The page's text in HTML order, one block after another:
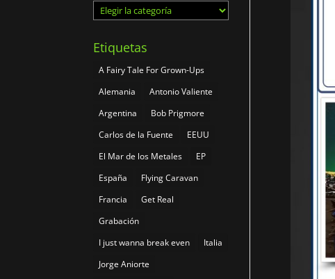
Categorías
Etiquetas
A Fairy Tale For Grown-Ups
Alemania
Antonio Valiente
Argentina
Bob Prigmore
Carlos de la Fuente
EEUU
El Mar de los Metales
EP
España
Flying Caravan
Francia
Get Real
Grabación
I just wanna break even
Italia
Jorge Aniorte